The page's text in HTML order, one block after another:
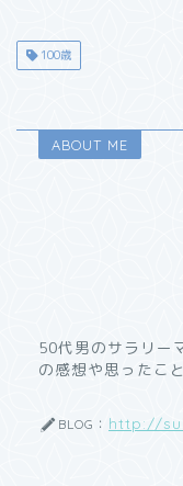
100歳
ABOUT ME
50代男のサラリー
の感想や思ったこ
BLOG： http://